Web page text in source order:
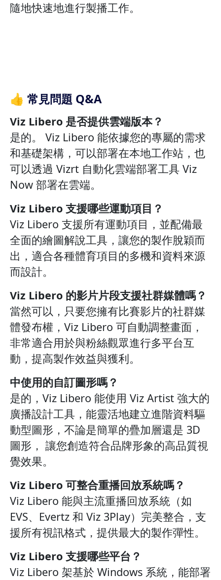
隨地快速地進行製播工作。
👍 常見問題 Q&A
Viz Libero 是否提供雲端版本？
是的。 Viz Libero 能依據您的專屬的需求
和基礎架構，可以部署在本地工作站，也
可以透過 Vizrt 自動化雲端部署工具 Viz
Now 部署在雲端。
Viz Libero 支援哪些運動項目？
Viz Libero 支援所有運動項目，並配備最
全面的繪圖解說工具，讓您的製作脫穎而
出，適合各種體育項目的多機和資料來源
而設計。
Viz Libero 的影片片段支援社群媒體嗎？
當然可以，只要您擁有比賽影片的社群媒
體發布權，Viz Libero 可自動調整畫面，
非常適合用於與粉絲觀眾進行多平台互
動，提高製作效益與獲利。
中使用的自訂圖形嗎？
是的，Viz Libero 能使用 Viz Artist 強大的
廣播設計工具，能靈活地建立進階資料驅
動型圖形，不論是簡單的疊加層還是 3D
圖形， 讓您創造符合品牌形象的高品質視
覺效果。
Viz Libero 可整合重播回放系統嗎？
Viz Libero 能與主流重播回放系統（如
EVS、Evertz 和 Viz 3Play）完美整合，支
援所有視訊格式，提供最大的製作彈性。
Viz Libero 支援哪些平台？
Viz Libero 架基於 Windows 系統，能部署